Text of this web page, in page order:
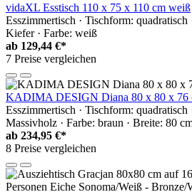
vidaXL Esstisch 110 x 75 x 110 cm weiß
Esszimmertisch · Tischform:
Kiefer · Farbe: weiß
ab 129,44 €*
7 Preise vergleichen
KADIMA DESIGN Diana 80 x 80 x 76
Esszimmertisch · Tischform:
Massivholz · Farbe: braun · Breite: 80
ab 234,95 €*
8 Preise vergleichen